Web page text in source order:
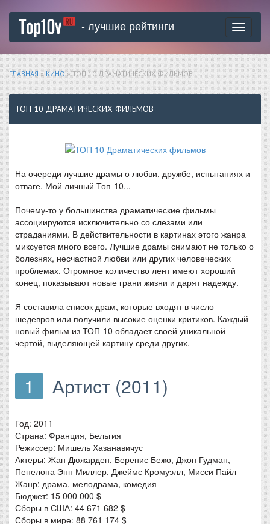
Toggle
- лучшие рейтинги
ГЛАВНАЯ »КИНО» ТОП 10 ДРАМАТИЧЕСКИХ ФИЛЬМОВ
ТОП 10 ДРАМАТИЧЕСКИХ ФИЛЬМОВ
На очереди лучшие драмы о любви, дружбе, испытаниях и
отваге. Мой личный Топ-10...
Почему-то у большинства драматические фильмы
ассоциируются исключительно со слезами или
страданиями. В действительности в картинах этого жанра
миксуется много всего. Лучшие драмы снимают не только о
болезнях, несчастной любви или других человеческих
проблемах. Огромное количество лент имеют хороший
конец, показывают новые грани жизни и дарят надежду.
Я составила список драм, которые входят в число
шедевров или получили высокие оценки критиков. Каждый
новый фильм из ТОП-10 обладает своей уникальной
чертой, выделяющей картину среди других.
1 Артист (2011)
Год: 2011
Страна: Франция, Бельгия
Режиссер: Мишель Хазанавичус
Актеры: Жан Дюжарден, Беренис Бежо, Джон Гудман,
Пенелопа Энн Миллер, Джеймс Кромуэлл, Мисси Пайл
Жанр: драма, мелодрама, комедия
Бюджет: 15 000 000 $
Сборы в США: 44 671 682 $
Сборы в мире: 88 761 174 $